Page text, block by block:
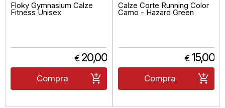
Floky Gymnasium Calze
Fitness Unisex
€ 20,00
Compra
Calze Corte Running Color
Camo - Hazard Green
€ 15,00
Compra